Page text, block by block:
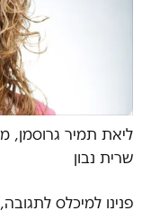
ליאת תמיר גרוסמן,
שרית נבון
פנינו למיכלס